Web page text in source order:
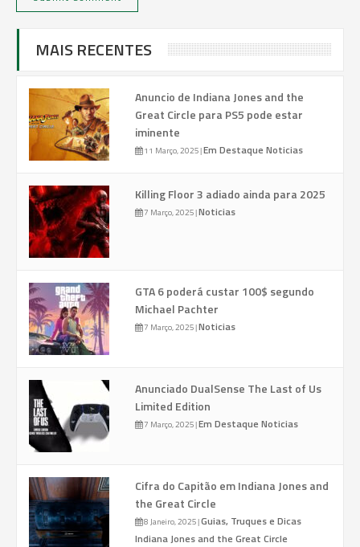
MAIS RECENTES
Anuncio de Indiana Jones and the
Great Circle para PS5 pode estar
iminente
11 Março, 2025|Em Destaque Noticias
Killing Floor 3 adiado ainda para 2025
7 Março, 2025|Noticias
GTA 6 poderá custar 100$ segundo
Michael Pachter
7 Março, 2025|Noticias
Anunciado DualSense The Last of Us
Limited Edition
7 Março, 2025|Em Destaque Noticias
Cifra do Capitão em Indiana Jones and
the Great Circle
8 Janeiro, 2025|Guias, Truques e Dicas
Indiana Jones and the Great Circle